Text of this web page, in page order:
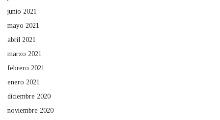
junio 2021
mayo 2021
abril 2021
marzo 2021
febrero 2021
enero 2021
diciembre 2020
noviembre 2020